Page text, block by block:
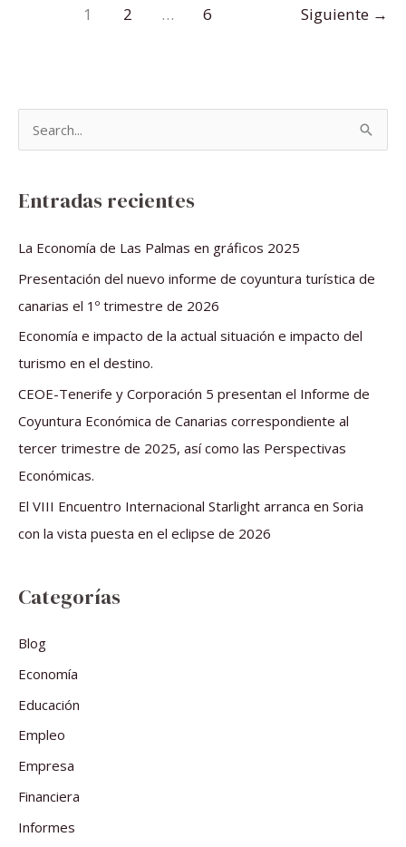
1 2 … 6 Siguiente →
a
Entradas recientes
La Economía de Las Palmas en gráficos 2025
Presentación del nuevo informe de coyuntura turística de
canarias el 1º trimestre de 2026
Economía e impacto de la actual situación e impacto del
turismo en el destino.
CEOE-Tenerife y Corporación 5 presentan el Informe de
Coyuntura Económica de Canarias correspondiente al
tercer trimestre de 2025, así como las Perspectivas
Económicas.
El VIII Encuentro Internacional Starlight arranca en Soria
con la vista puesta en el eclipse de 2026
Categorías
Blog
Economía
Educación
Empleo
Empresa
Financiera
Informes